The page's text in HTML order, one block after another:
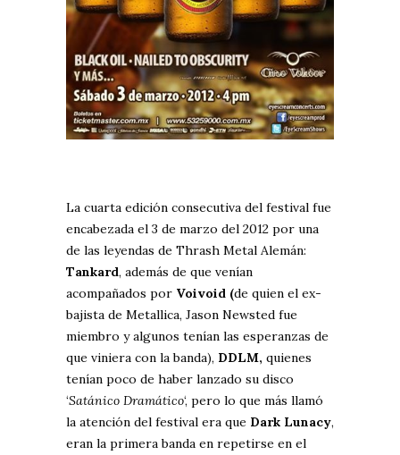
La cuarta edición consecutiva del festival fue
encabezada el 3 de marzo del 2012 por una
de las leyendas de Thrash Metal Alemán:
Tankard, además de que venían
acompañados por Voivoid (de quien el ex-
bajista de Metallica, Jason Newsted fue
miembro y algunos tenían las esperanzas de
que viniera con la banda), DDLM, quienes
tenían poco de haber lanzado su disco
‘Satánico Dramático‘, pero lo que más llamó
la atención del festival era que Dark Lunacy,
eran la primera banda en repetirse en el